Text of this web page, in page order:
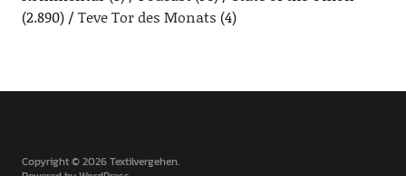
(2.890)
Teve Tor des Monats (4)
Copyright © 2026 Textilvergehen